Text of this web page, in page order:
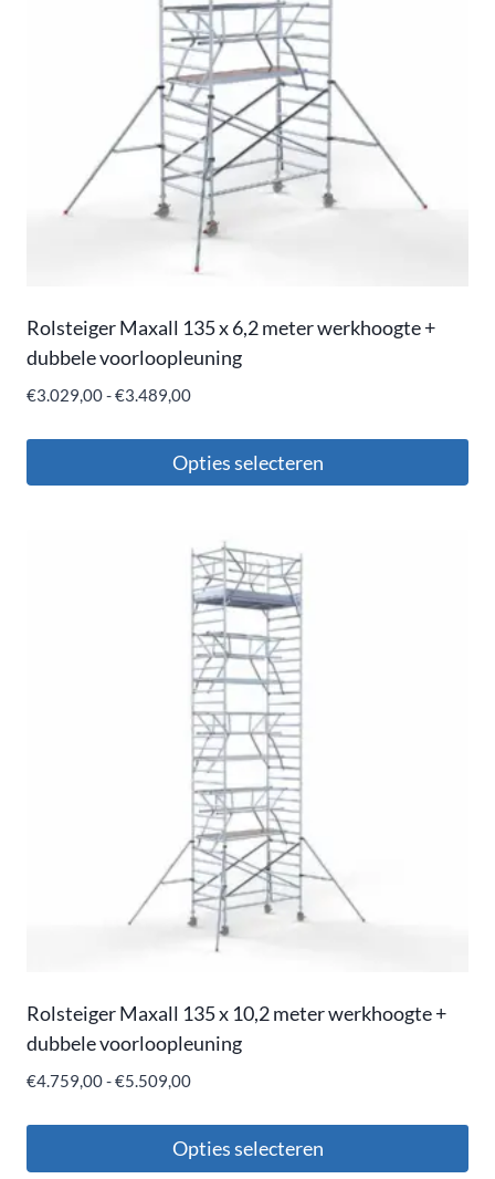
Rolsteiger Maxall 135 x 6,2 meter werkhoogte +
dubbele voorloopleuning
€3.029,00-€3.489,00
Opties selecteren
Rolsteiger Maxall 135 x 10,2 meter werkhoogte +
dubbele voorloopleuning
€4.759,00-€5.509,00
Opties selecteren